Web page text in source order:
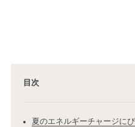
目次
夏のエネルギーチャージに